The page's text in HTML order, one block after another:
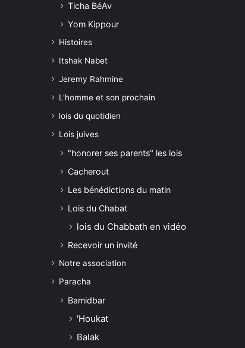
Ticha BéAv
Yom Kippour
Histoires
Itshak Nabet
Jeremy Rahmine
L'homme et son prochain
lois du quotidien
Lois juives
"honorer ses parents" les lois
Cacherout
Les bénédictions du matin
Lois du Chabat
lois du Chabbath en vidéo
Recevoir un invité
Notre association
Paracha
Bamidbar
'Houkat
Balak